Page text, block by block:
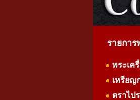
รายการ
พระเค
เหรียญ
ตราไป